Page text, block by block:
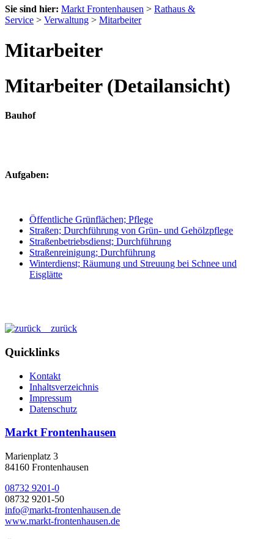
Sie sind hier: Markt Frontenhausen > Rathaus &
Service > Verwaltung > Mitarbeiter
Mitarbeiter
Mitarbeiter (Detailansicht)
Bauhof
Aufgaben:
Öffentliche Grünflächen; Pflege
Straßen; Durchführung von Grün- und Gehölzpflege
Straßenbetriebsdienst; Durchführung
Straßenreinigung; Durchführung
Winterdienst; Räumung und Streuung bei Schnee und
Eisglätte
zurück
Quicklinks
Kontakt
Inhaltsverzeichnis
Impressum
Datenschutz
Markt Frontenhausen
Marienplatz 3
84160 Frontenhausen
08732 9201-0
08732 9201-50
info@markt-frontenhausen.de
www.markt-frontenhausen.de